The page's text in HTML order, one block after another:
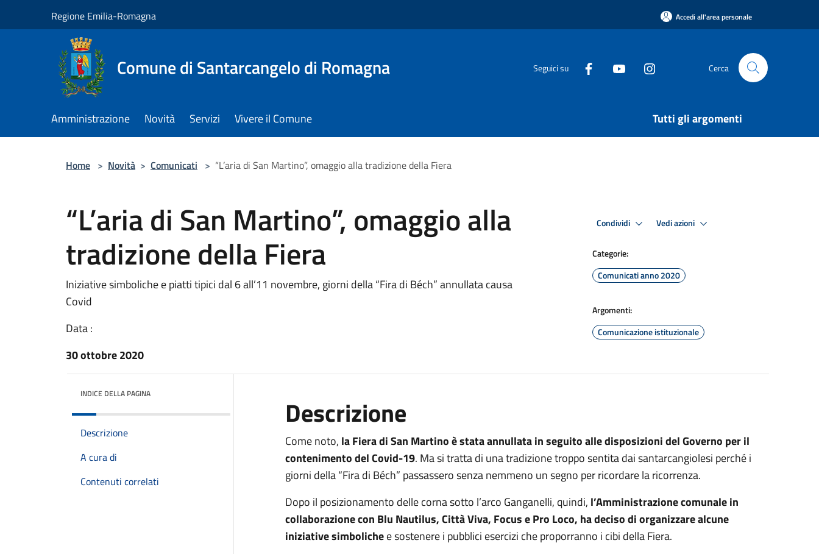
Regione Emilia-Romagna Accedi all'area personale
Comune di Santarcangelo di Romagna Seguici su Cerca
Amministrazione Novità Servizi Vivere il Comune Tutti gli argomenti
Home > Novità > Comunicati > “L’aria di San Martino”, omaggio alla tradizione della Fiera
“L’aria di San Martino”, omaggio alla
tradizione della Fiera
Iniziative simboliche e piatti tipici dal 6 all’11 novembre, giorni della “Fira di Béch” annullata causa
Covid
Data :
30 ottobre 2020
Condividi Vedi azioni
Categorie:
Comunicati anno 2020
Argomenti:
Comunicazione istituzionale
INDICE DELLA PAGINA
Descrizione
A cura di
Contenuti correlati
Descrizione
Come noto, la Fiera di San Martino è stata annullata in seguito alle disposizioni del Governo per il
contenimento del Covid-19. Ma si tratta di una tradizione troppo sentita dai santarcangiolesi perché i
giorni della “Fira di Béch” passassero senza nemmeno un segno per ricordare la ricorrenza.
Dopo il posizionamento delle corna sotto l’arco Ganganelli, quindi, l’Amministrazione comunale in
collaborazione con Blu Nautilus, Città Viva, Focus e Pro Loco, ha deciso di organizzare alcune
iniziative simbolichee sostenere i pubblici esercizi che proporranno i cibi della Fiera.